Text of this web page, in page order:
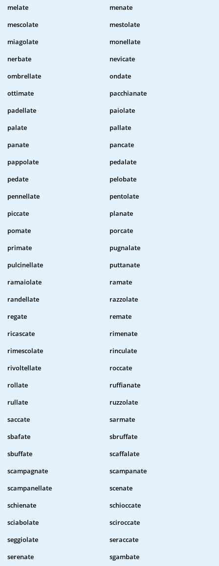
melate
menate
mescolate
mestolate
miagolate
monellate
nerbate
nevicate
ombrellate
ondate
ottimate
pacchianate
padellate
paiolate
palate
pallate
panate
pancate
pappolate
pedalate
pedate
pelobate
pennellate
pentolate
piccate
planate
pomate
porcate
primate
pugnalate
pulcinellate
puttanate
ramaiolate
ramate
randellate
razzolate
regate
remate
ricascate
rimenate
rimescolate
rinculate
rivoltellate
roccate
rollate
ruffianate
rullate
ruzzolate
saccate
sarmate
sbafate
sbruffate
sbuffate
scaffalate
scampagnate
scampanate
scampanellate
scenate
schienate
schioccate
sciabolate
sciroccate
seggiolate
seraccate
serenate
sgambate